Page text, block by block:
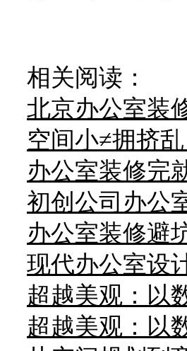
相关阅读：
北京办公室装
空间小≠拥挤
办公室装修完
初创公司办公
办公室装修避
现代办公室设
超越美观：以
超越美观：以